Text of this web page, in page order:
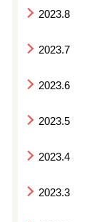
2023.8
2023.7
2023.6
2023.5
2023.4
2023.3